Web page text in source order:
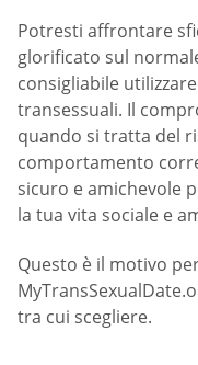
Potresti affrontare
glorificato sul
consigliabile
transessuali. Il
quando si tratta del
comportamento
sicuro e amichevole
la tua vita sociale e
Questo è il motivo
tra cui scegliere.